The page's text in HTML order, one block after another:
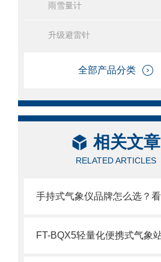
雨雪量计
升级避雷针
全部产品分类
相关文章
RELATED ARTICLES